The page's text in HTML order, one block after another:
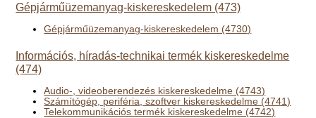
Gépjárműüzemanyag-kiskereskedelem (473)
Gépjárműüzemanyag-kiskereskedelem (4730)
Információs, híradás-technikai termék kiskereskedelme
(474)
Audio-, videoberendezés kiskereskedelme (4743)
Számítógép, periféria, szoftver kiskereskedelme (4741)
Telekommunikációs termék kiskereskedelme (4742)